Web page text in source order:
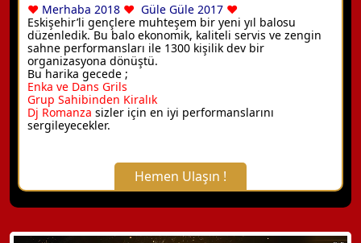
♥ Merhaba 2018 ♥ Güle Güle 2017 ♥
Eskişehir’li gençlere muhteşem bir yeni yıl balosu
düzenledik. Bu balo ekonomik, kaliteli servis ve zengin
sahne performansları ile 1300 kişilik dev bir
organizasyona dönüştü.
Bu harika gecede ;
Enka ve Dans Grils
Grup Sahibinden Kiralık
Dj Romanza sizler için en iyi performanslarını
sergileyecekler.
Hemen Ulaşın !
X Kapat